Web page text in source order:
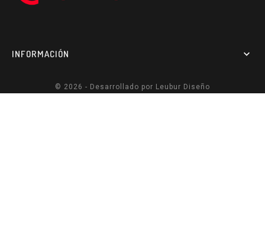
INFORMACIÓN 
© 2026 - Desarrollado por Leubur Diseño